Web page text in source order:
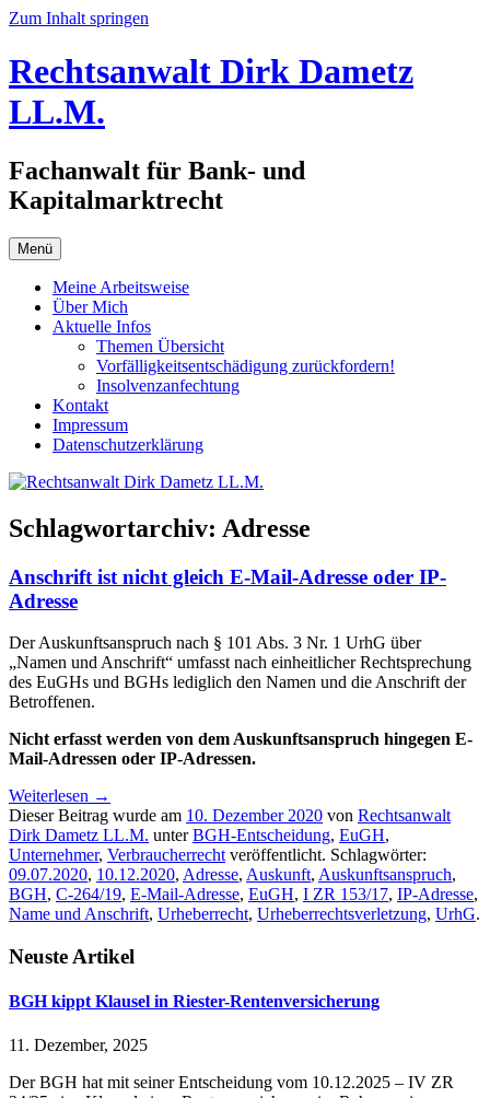
Zum Inhalt springen
Rechtsanwalt Dirk Dametz
LL.M.
Fachanwalt für Bank- und
Kapitalmarktrecht
Menü
Meine Arbeitsweise
Über Mich
Aktuelle Infos
Themen Übersicht
Vorfälligkeitsentschädigung zurückfordern!
Insolvenzanfechtung
Kontakt
Impressum
Datenschutzerklärung
Schlagwortarchiv: Adresse
Anschrift ist nicht gleich E-Mail-Adresse oder IP-
Adresse
Der Auskunftsanspruch nach § 101 Abs. 3 Nr. 1 UrhG über
„Namen und Anschrift“ umfasst nach einheitlicher Rechtsprechung
des EuGHs und BGHs lediglich den Namen und die Anschrift der
Betroffenen.
Nicht erfasst werden von dem Auskunftsanspruch hingegen E-
Mail-Adressen oder IP-Adressen.
Weiterlesen →
Dieser Beitrag wurde am 10. Dezember 2020 von Rechtsanwalt
Dirk Dametz LL.M. unterBGH-Entscheidung, EuGH,
Unternehmer, Verbraucherrecht veröffentlicht. Schlagwörter:
09.07.2020, 10.12.2020, Adresse, Auskunft, Auskunftsanspruch,
BGH, C-264/19, E-Mail-Adresse, EuGH, I ZR 153/17, IP-Adresse,
Name und Anschrift, Urheberrecht, Urheberrechtsverletzung, UrhG.
Neuste Artikel
BGH kippt Klausel in Riester-Rentenversicherung
11. Dezember, 2025
Der BGH hat mit seiner Entscheidung vom 10.12.2025 – IV ZR